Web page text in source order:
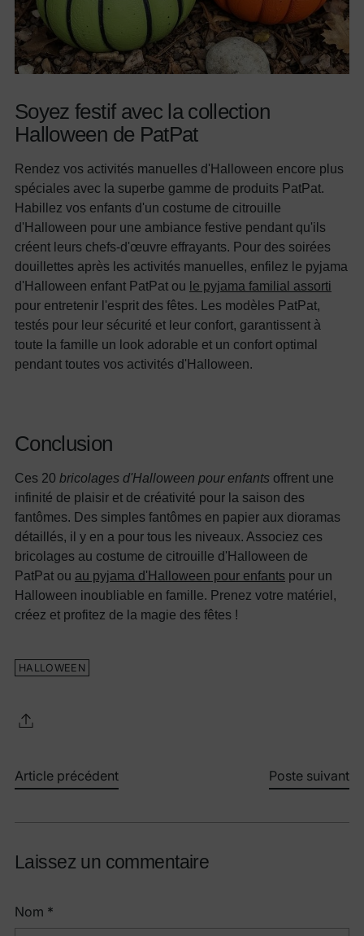
Soyez festif avec la collection
Halloween de PatPat
Rendez vos activités manuelles d'Halloween encore plus
spéciales avec la superbe gamme de produits PatPat.
Habillez vos enfants d'un costume de citrouille
d'Halloween pour une ambiance festive pendant qu'ils
créent leurs chefs-d'œuvre effrayants. Pour des soirées
douillettes après les activités manuelles, enfilez le pyjama
d'Halloween enfant PatPat ou le pyjama familial assorti
pour entretenir l'esprit des fêtes. Les modèles PatPat,
testés pour leur sécurité et leur confort, garantissent à
toute la famille un look adorable et un confort optimal
pendant toutes vos activités d'Halloween.
Conclusion
Ces 20 bricolages d'Halloween pour enfants offrent une
infinité de plaisir et de créativité pour la saison des
fantômes. Des simples fantômes en papier aux dioramas
détaillés, il y en a pour tous les niveaux. Associez ces
bricolages au costume de citrouille d'Halloween de
PatPat ou au pyjama d'Halloween pour enfants pour un
Halloween inoubliable en famille. Prenez votre matériel,
créez et profitez de la magie des fêtes !
HALLOWEEN
Article précédent Poste suivant
Laissez un commentaire
Nom *